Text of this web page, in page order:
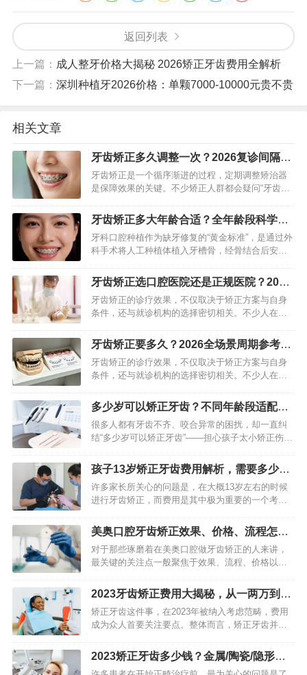
返回列表
上一篇： 成人整牙价格大揭秘 2026矫正牙齿费用全解析
下一篇： 深圳种植牙2026价格：单颗7000-10000元贵不贵
相关文章
牙齿矫正多久调整一次？2026复诊间隔指
南+影响因素
牙齿矫正是一个循序渐进的过程，定期调整矫治器
是保障效果的关键。不少矫正人群都会疑问“牙齿矫
核心取决于矫治器类型、牙齿畸形程度、年龄及牙
齿移动进度，通常在4…
牙齿矫正多大年龄合适？全年龄段科学指
南（2026版）
牙科口腔种植作为缺牙修复的“黄金标准”，是通过外
科手术将人工种植体植入牙槽骨，经骨结合后安装
较于传统镶牙方式，它凭借稳固性强、美观自然、
不损伤邻牙等优势，成…
牙齿矫正选口腔医院还是正规医院？2026
精准抉择指南
牙齿矫正的诊疗效果，不仅取决于矫正方案与自身
条件，还与就诊机构的选择密切相关。不少人在矫
院的口腔科？两者各有优势，适配不同需求与场
景，无绝对优劣之分，核心在…
牙齿矫正要多久？2026全场景周期参考
+提速技巧
牙齿矫正的诊疗效果，不仅取决于矫正方案与自身
条件，还与就诊机构的选择密切相关。不少人在矫
院的口腔科？两者各有优势，适配不同需求与场
景，无绝对优劣之分，核心在…
多少岁可以矫正牙齿？不同年龄段适配指
南（2026最新）
很多人都有牙齿不齐、咬合异常的困扰，却一直纠
结“多少岁可以矫正牙齿”——担心孩子太小矫正伤牙
矫正没有绝对的年龄限制，从3岁儿童到60岁老人，
只要口腔健康状况…
孩子13岁矫正牙齿费用解析，需要多少
钱？方法怎么选？
许多家长所关心的问题是，在大概13岁左右的时候
进行牙齿矫正，而费用是其中极为重要的一个考量
具体的花费并不是一个固定不变的数字，它会受到
矫正方法的影响，会受到…
美奥口腔牙齿矫正效果、价格、流程怎么
样？过来人分享真实经历
对于那些琢磨着在美奥口腔做牙齿矫正的人来讲，
最关键的关注点一般聚焦于效果、流程、价格以及
口腔医疗项目，它不单单是为了提升美观度，更是
对口腔健康进行的长期投入…
2023牙齿矫正费用大揭秘，从一两万到五
万多都有，看看你适合哪种
矫正牙齿这件事，在2023年被纳入考虑范畴，费用
成为众人首要关注要点。整体而言，矫正牙齿并非
浮动范围，从一两万块钱，到五六万甚至更高都存
在可能性。知晓费用的…
2023矫正牙齿多少钱？金属/陶瓷/隐形牙
套价格表全解